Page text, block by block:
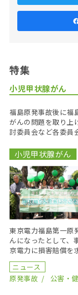
特集
小児甲状腺がん
福島原発事故後に福
がんの問題を取り上
討委員会など各委員
小児甲状腺がん
東京電力福島第一原
んになったとして、
京電力に損害賠償を
第１８回口頭弁論が
ニュース
原発事故
公害・